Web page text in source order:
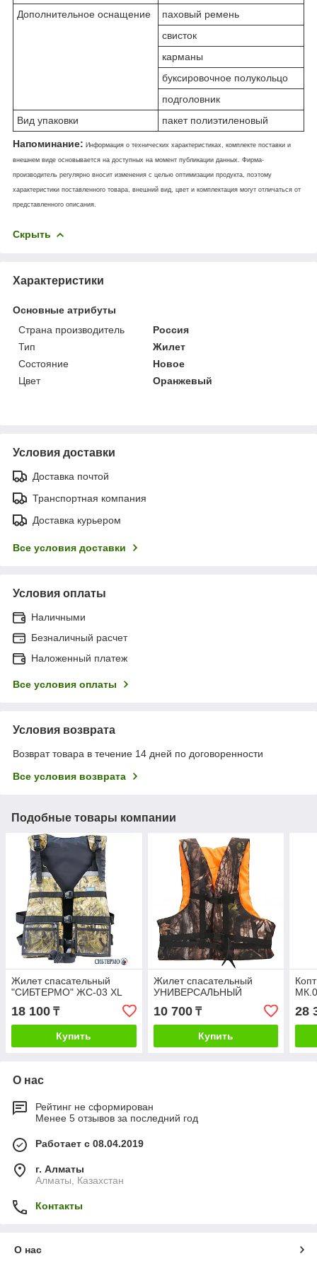
Дополнительное оснащение
паховый ремень
свисток
карманы
буксировочное полукольцо
подголовник
Вид упаковки
пакет полиэтиленовый
Напоминание: Информация о технических характеристиках, комплекте поставки и
внешнем виде основывается на доступных на момент публикации данных. Фирма-
производитель регулярно вносит изменения с целью оптимизации продукта, поэтому
характеристики поставленного товара, внешний вид, цвет и комплектация могут отличаться от
представленного описания.
Скрыть
Характеристики
Основные атрибуты
Страна производитель
Россия
Тип
Жилет
Состояние
Новое
Цвет
Оранжевый
Условия доставки
Доставка почтой
Транспортная компания
Доставка курьером
Все условия доставки
Условия оплаты
Наличными
Безналичный расчет
Наложенный платеж
Все условия оплаты
Условия возврата
Возврат товара в течение 14 дней по договоренности
Все условия возврата
Подобные товары компании
Жилет спасательный
"СИБТЕРМО" ЖС-03 XL
18 100 ₸
Купить
Жилет спасательный
УНИВЕРСАЛЬНЫЙ
10 700₸
Купить
28
О нас
Рейтинг не сформирован
Менее 5 отзывов за последний год
Работает с 08.04.2019
г. Алматы
Алматы, Казахстан
Контакты
О нас